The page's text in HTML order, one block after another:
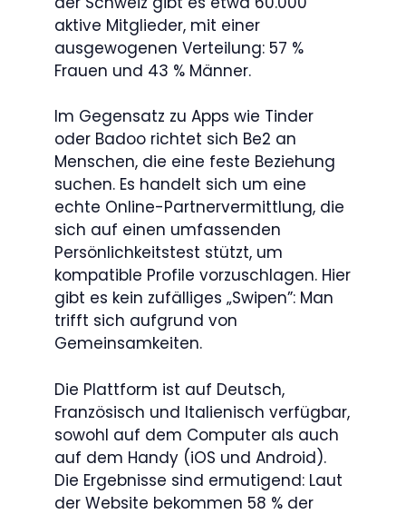
aktive Mitglieder, mit einer
ausgewogenen Verteilung: 57 %
Frauen und 43 % Männer.
Im Gegensatz zu Apps wie Tinder
oder Badoo richtet sich Be2 an
Menschen, die eine feste Beziehung
suchen. Es handelt sich um eine
echte Online-Partnervermittlung, die
sich auf einen umfassenden
Persönlichkeitstest stützt, um
kompatible Profile vorzuschlagen. Hier
gibt es kein zufälliges „Swipen”: Man
trifft sich aufgrund von
Gemeinsamkeiten.
Die Plattform ist auf Deutsch,
Französisch und Italienisch verfügbar,
sowohl auf dem Computer als auch
auf dem Handy (iOS und Android).
Die Ergebnisse sind ermutigend: Laut
der Website bekommen 58 % der